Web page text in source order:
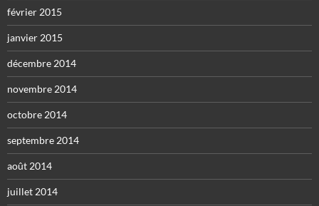
février 2015
janvier 2015
décembre 2014
novembre 2014
octobre 2014
septembre 2014
août 2014
juillet 2014